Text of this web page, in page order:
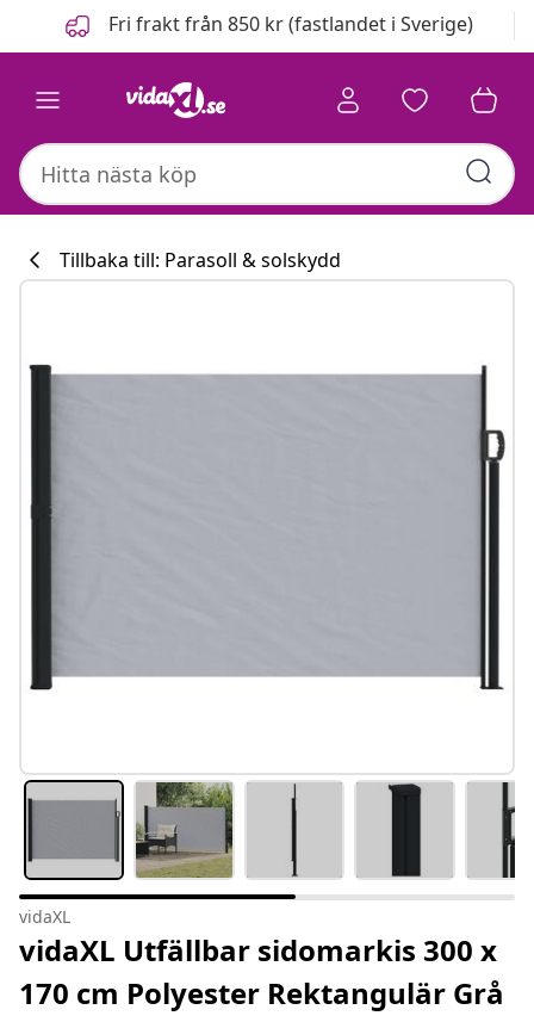
FöregåendeFri frakt från 850 kr (fastlandet i Sverige)
Tillbaka till: Parasoll & solskydd
vidaXL
vidaXL Utfällbar sidomarkis 300 x
170 cm Polyester Rektangulär Grå